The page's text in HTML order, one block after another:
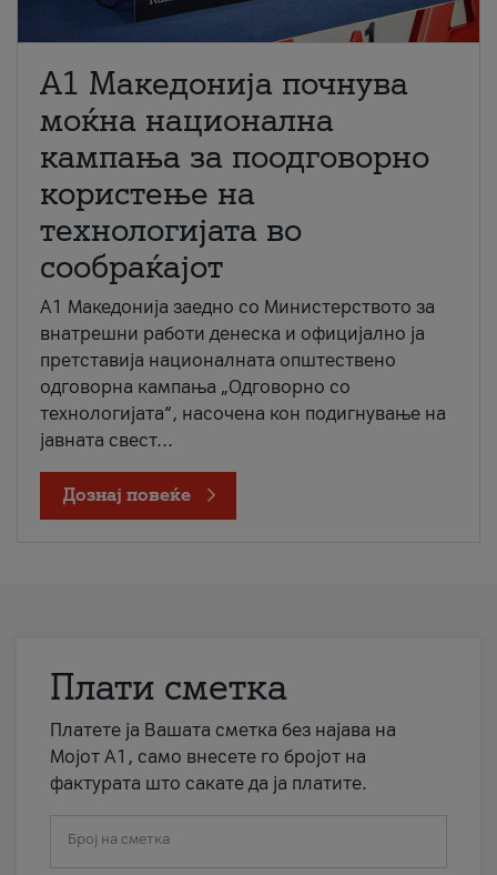
A1 Македонија почнува
моќна национална
кампања за поодговорно
користење на
технологијата во
сообраќајот
A1 Македонија заедно со Министерството за
внатрешни работи денеска и официјално ја
претставија националната општествено
одговорна кампања „Одговорно со
технологијата“, насочена кон подигнување на
јавната свест...
Дознај повеќе
Плати сметка
Платете ја Вашата сметка без најава на
Мојот А1, само внесете го бројот на
фактурата што сакате да ја платите.
Број на сметка